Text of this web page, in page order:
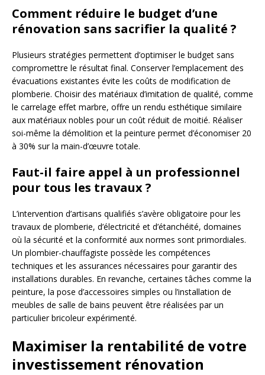
Comment réduire le budget d’une
rénovation sans sacrifier la qualité ?
Plusieurs stratégies permettent d’optimiser le budget sans
compromettre le résultat final. Conserver l’emplacement des
évacuations existantes évite les coûts de modification de
plomberie. Choisir des matériaux d’imitation de qualité, comme
le carrelage effet marbre, offre un rendu esthétique similaire
aux matériaux nobles pour un coût réduit de moitié. Réaliser
soi-même la démolition et la peinture permet d’économiser 20
à 30% sur la main-d’œuvre totale.
Faut-il faire appel à un professionnel
pour tous les travaux ?
L’intervention d’artisans qualifiés s’avère obligatoire pour les
travaux de plomberie, d’électricité et d’étanchéité, domaines
où la sécurité et la conformité aux normes sont primordiales.
Un plombier-chauffagiste possède les compétences
techniques et les assurances nécessaires pour garantir des
installations durables. En revanche, certaines tâches comme la
peinture, la pose d’accessoires simples ou l’installation de
meubles de salle de bains peuvent être réalisées par un
particulier bricoleur expérimenté.
Maximiser la rentabilité de votre
investissement rénovation